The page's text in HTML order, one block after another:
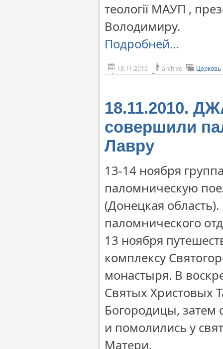
теології МАУП ,
Володимиру.
Подробней…
18.11.2010 archive
18.11.2010.
совершили
Лавру
13-14 ноября
паломническую
(Донецкая
паломнического
13 ноября
комплексу
монастыря. В
Святых Христовых
Богородицы, затем
и помолились у
Матери.